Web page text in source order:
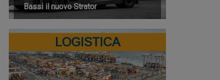
Bassi il nuovo Strator
LOGISTICA